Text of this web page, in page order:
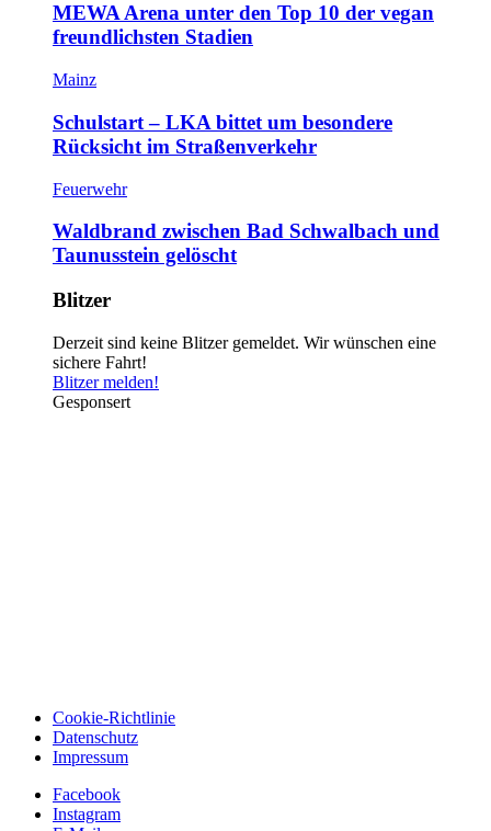
MEWA Arena unter den Top 10 der vegan
freundlichsten Stadien
Mainz
Schulstart – LKA bittet um besondere
Rücksicht im Straßenverkehr
Feuerwehr
Waldbrand zwischen Bad Schwalbach und
Taunusstein gelöscht
Blitzer
Derzeit sind keine Blitzer gemeldet. Wir wünschen eine
sichere Fahrt!
Blitzer melden!
Gesponsert
Cookie-Richtlinie
Datenschutz
Impressum
Facebook
Instagram